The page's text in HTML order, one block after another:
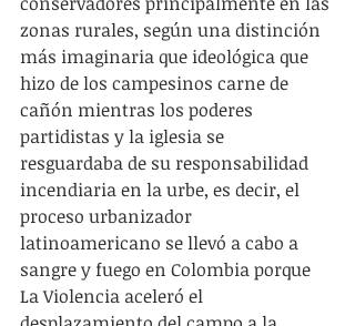
zonas rurales, según una distinción
más imaginaria que ideológica que
hizo de los campesinos carne de
cañón mientras los poderes
partidistas y la iglesia se
resguardaba de su responsabilidad
incendiaria en la urbe, es decir, el
proceso urbanizador
latinoamericano se llevó a cabo a
sangre y fuego en Colombia porque
La Violencia aceleró el